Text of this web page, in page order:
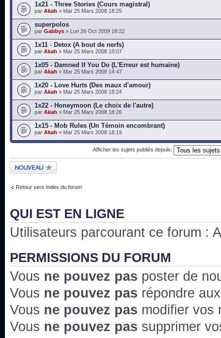
1x21 - Three Stories (Cours magistral)
par Akah » Mar 25 Mars 2008 18:25
superpolos
par Gabbys » Lun 26 Oct 2009 18:22
1x11 - Detox (A bout de nerfs)
par Akah » Mar 25 Mars 2008 18:07
1x05 - Damned If You Do (L'Erreur est humaine)
par Akah » Mar 25 Mars 2008 14:47
1x20 - Love Hurts (Des maux d'amour)
par Akah » Mar 25 Mars 2008 18:24
1x22 - Honeymoon (Le choix de l'autre)
par Akah » Mar 25 Mars 2008 18:26
1x15 - Mob Rules (Un Témoin encombrant)
par Akah » Mar 25 Mars 2008 18:19
Afficher les sujets publiés depuis:
Publier un nouveau
sujet
Retour vers Index du forum
QUI EST EN LIGNE
Utilisateurs parcourant ce forum :
PERMISSIONS DU FORUM
Vous ne pouvez pas poster de
Vous ne pouvez pas répondre
Vous ne pouvez pas modifier vos
Vous ne pouvez pas supprimer